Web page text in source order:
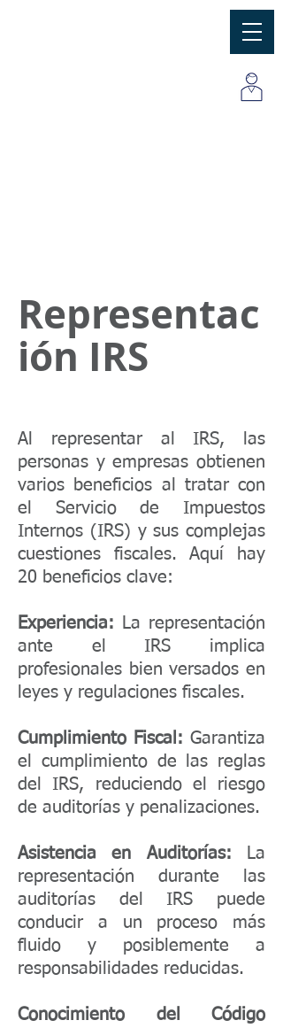
Representac
ión IRS
Al representar al IRS, las
personas y empresas obtienen
varios beneficios al tratar con
el Servicio de Impuestos
Internos (IRS) y sus complejas
cuestiones fiscales. Aquí hay
20 beneficios clave:
Experiencia: La representación
ante el IRS implica
profesionales bien versados en
leyes y regulaciones fiscales.
Cumplimiento Fiscal: Garantiza
el cumplimiento de las reglas
del IRS, reduciendo el riesgo
de auditorías y penalizaciones.
Asistencia en Auditorías: La
representación durante las
auditorías del IRS puede
conducir a un proceso más
fluido y posiblemente a
responsabilidades reducidas.
Conocimiento del Código